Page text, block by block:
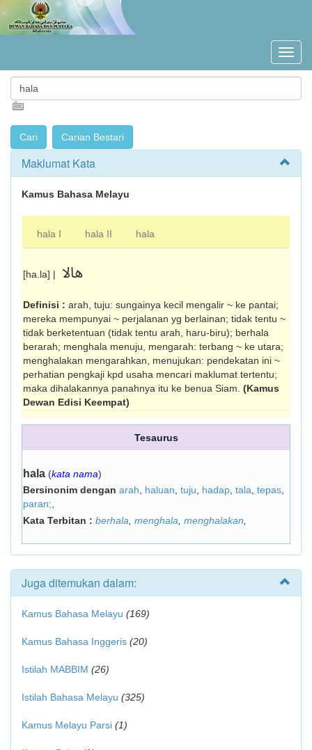
Maklumat Kata
Kamus Bahasa Melayu
hala I hala II hala
[ha.la] | هالا
Definisi : arah, tuju: sungainya kecil mengalir ~ ke pantai;
mereka mempunyai ~ perjalanan yg berlainan; tidak tentu ~
tidak berketentuan (tidak tentu arah, haru-biru); berhala
berarah; menghala menuju, mengarah: terbang ~ ke utara;
menghalakan mengarahkan, menujukan: pendekatan ini ~
perhatian pengkaji kpd usaha mencari maklumat tertentu;
maka dihalakannya panahnya itu ke benua Siam. (Kamus
Dewan Edisi Keempat)
Tesaurus
hala (kata nama)
Bersinonim dengan arah haluan tuju hadap tala tepas
paran;
Kata Terbitan : berhala menghala menghalakan
Juga ditemukan dalam:
Kamus Bahasa Melayu (169)
Kamus Bahasa Inggeris (20)
Istilah MABBIM (26)
Istilah Bahasa Melayu (325)
Kamus Melayu Parsi (1)